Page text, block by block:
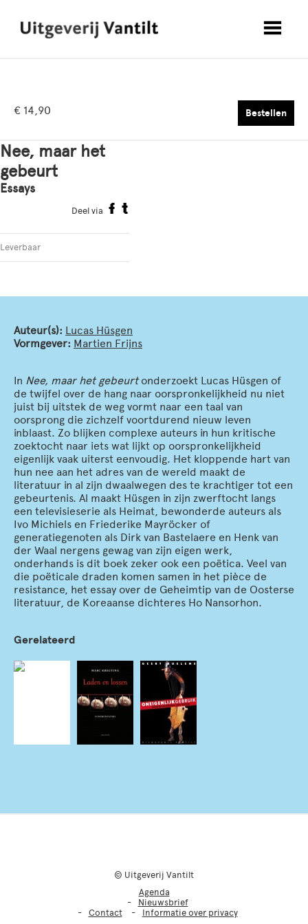
€ 14,90 Bestellen
Nee, maar het
gebeurt
Essays
Deel via
Leverbaar
Auteur(s): Lucas Hüsgen
Vormgever: Martien Frijns
In Nee, maar het gebeurtonderzoekt Lucas Hüsgen of
de twijfel over de hang naar oorspronkelijkheid nu niet
juist bij uitstek de weg vormt naar een taal van
oorsprong die zichzelf voortdurend nieuw leven
inblaast. Zo blijken complexe auteurs in hun kritische
zoektocht naar iets wat lijkt op oorspronkelijkheid
eigenlijk vaak uiterst eenvoudig. Het kloppende hart van
hun nee aan het adres van de wereld maakt de
literatuur in al zijn dwaalwegen des te krachtiger tot een
gebeurtenis. Al maakt Hüsgen in zijn zwerftocht langs
een televisieserie als Heimat, bewonderde auteurs als
Ivo Michiels en Friederike Mayröcker of
generatiegenoten als Dirk van Bastelaere en Henk van
der Waal nergens gewag van zijn eigen werk,
onderhands is dit boek zeker ook een poëtica. Veel van
die poëticale draden komen samen in het pièce de
resistance, het essay over de Geheimtip van de Oosterse
literatuur, de Koreaanse dichteres Ho Nansorhon.
Gerelateerd
© Uitgeverij Vantilt
Agenda
Nieuwsbrief
Contact
Informatie over privacy